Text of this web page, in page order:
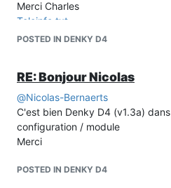
Merci Charles
Teleinfo.txt
POSTED IN DENKY D4
RE: Bonjour Nicolas
@Nicolas-Bernaerts
C'est bien Denky D4 (v1.3a) dans
configuration / module
Merci
POSTED IN DENKY D4